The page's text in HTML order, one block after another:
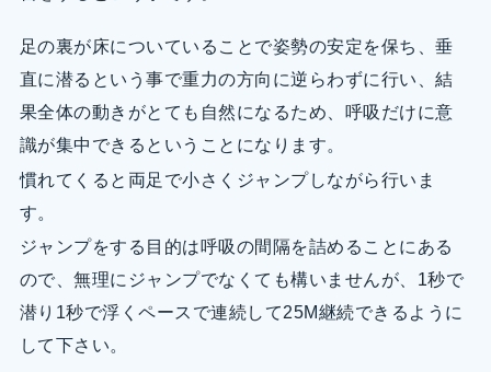
足の裏が床についていることで姿勢の安定を保ち、垂
直に潜るという事で重力の方向に逆らわずに行い、結
果全体の動きがとても自然になるため、呼吸だけに意
識が集中できるということになります。
慣れてくると両足で小さくジャンプしながら行いま
す。
ジャンプをする目的は呼吸の間隔を詰めることにある
ので、無理にジャンプでなくても構いませんが、1秒で
潜り1秒で浮くペースで連続して25M継続できるように
して下さい。